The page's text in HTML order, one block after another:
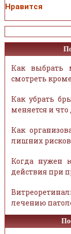
Нравится
Как выбрать
смотреть
Как убрать
меняется и
Как
лишних рисков
Когда нужен
действия при
лечению